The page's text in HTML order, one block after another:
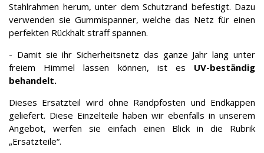
Stahlrahmen herum, unter dem Schutzrand befestigt. Dazu
verwenden sie Gummispanner, welche das Netz für einen
perfekten Rückhalt straff spannen.
- Damit sie ihr Sicherheitsnetz das ganze Jahr lang unter
freiem Himmel lassen können, ist es UV-beständig
behandelt.
Dieses Ersatzteil wird ohne Randpfosten und Endkappen
geliefert. Diese Einzelteile haben wir ebenfalls in unserem
Angebot, werfen sie einfach einen Blick in die Rubrik
„Ersatzteile“.